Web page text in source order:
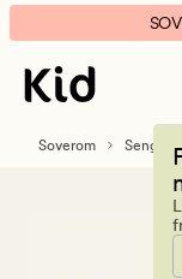
Sail
Story
bomull
sengesett
banner.
Klikk
ESCAPE
Soverom